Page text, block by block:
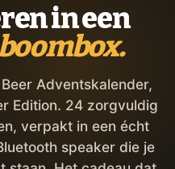
in een
Adventskalender,
Edition. 24 zorgvuldig
verpakt in een écht
speaker die je